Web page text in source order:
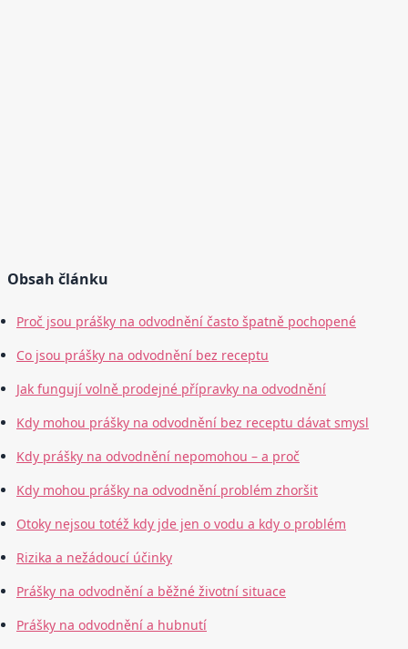
Obsah článku
Proč jsou prášky na odvodnění často špatně pochopené
Co jsou prášky na odvodnění bez receptu
Jak fungují volně prodejné přípravky na odvodnění
Kdy mohou prášky na odvodnění bez receptu dávat smysl
Kdy prášky na odvodnění nepomohou – a proč
Kdy mohou prášky na odvodnění problém zhoršit
Otoky nejsou totéž kdy jde jen o vodu a kdy o problém
Rizika a nežádoucí účinky
Prášky na odvodnění a běžné životní situace
Prášky na odvodnění a hubnutí